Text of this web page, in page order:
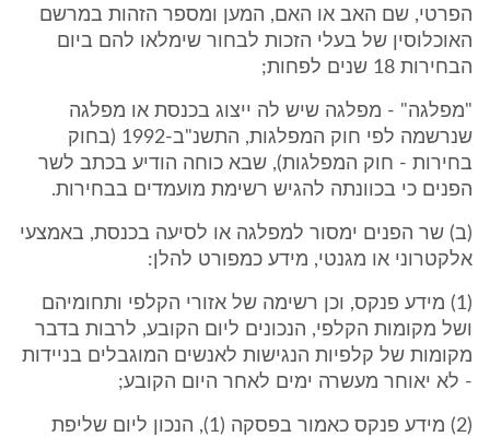
הפרטי, שם האב או האם, המען ומספר הזהות במרשם
האוכלוסין של בעלי הזכות לבחור שימלאו להם ביום
הבחירות 18 שנים לפחות;
"מפלגה" - מפלגה שיש לה ייצוג בכנסת או מפלגה
שנרשמה לפי חוק המפלגות, התשנ"ב-1992 (בחוק
בחירות - חוק המפלגות), שבא כוחה הודיע בכתב לשר
הפנים כי בכוונתה להגיש רשימת מועמדים בבחירות.
(ב) שר הפנים ימסור למפלגה או לסיעה בכנסת, באמצעי
אלקטרוני או מגנטי, מידע כמפורט להלן:
(1) מידע פנקס, וכן רשימה של אזורי הקלפי ותחומיהם
ושל מקומות הקלפי, הנכונים ליום הקובע, לרבות בדבר
מקומות של קלפיות הנגישות לאנשים המוגבלים בניידות
- לא יאוחר מעשרה ימים לאחר היום הקובע;
(2) מידע פנקס כאמור בפסקה (1), הנכון ליום שליפת